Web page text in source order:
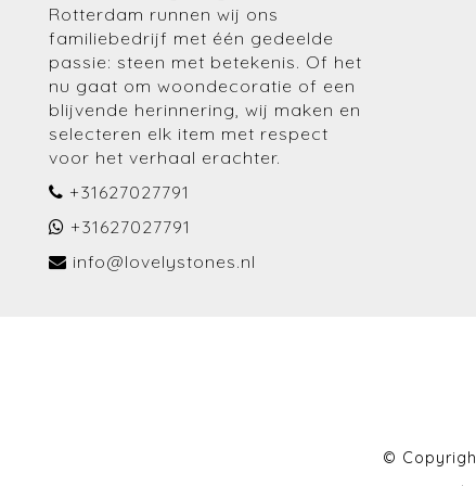
Rotterdam runnen wij ons
familiebedrijf met één gedeelde
passie: steen met betekenis. Of het
nu gaat om woondecoratie of een
blijvende herinnering, wij maken en
selecteren elk item met respect
voor het verhaal erachter.
+31627027791
+31627027791
info@lovelystones.nl
©